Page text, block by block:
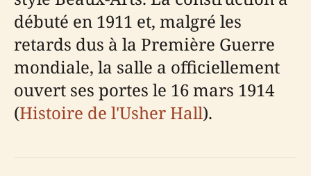
débuté en 1911 et, malgré les
retards dus à la Première Guerre
mondiale, la salle a officiellement
ouvert ses portes le 16 mars 1914
(Histoire de l'Usher Hall).